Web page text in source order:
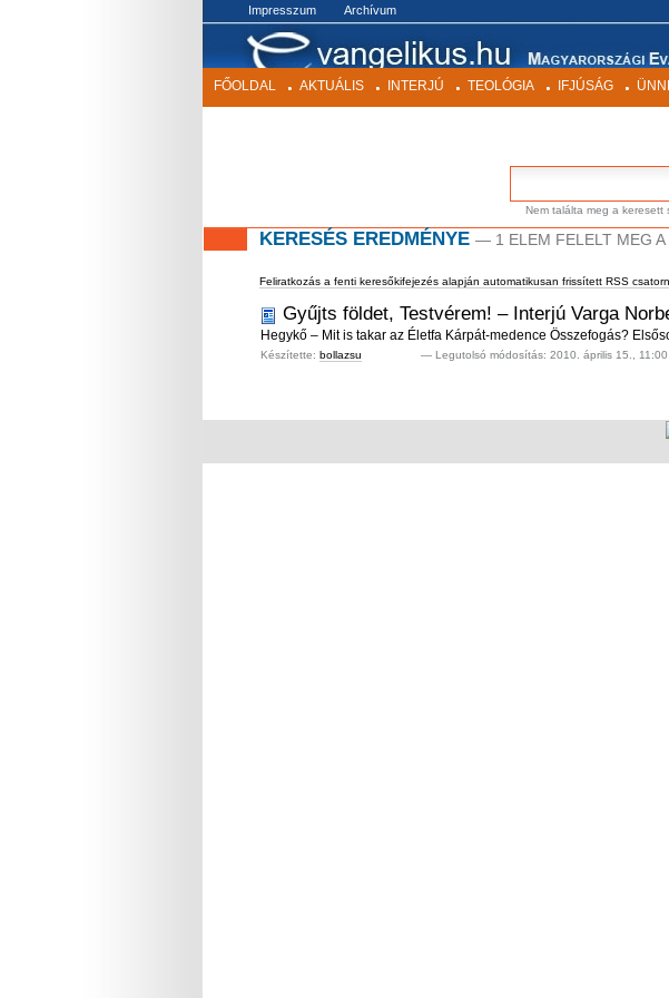
Impresszum
Archívum
FŐOLDAL AKTUÁLIS INTERJÚ TEOLÓGIA IFJÚSÁG
Nem találta meg a keresett
KERESÉS EREDMÉNYE — 1 ELEM FELELT MEG A
Feliratkozás a fenti keresőkifejezés alapján automatikusan frissített RSS
Gyűjts földet, Testvérem! – Interjú Varga
Hegykő – Mit is takar az Életfa Kárpát-medence Összefogás?
Készítette: bollazsu — Legutolsó módosítás: 2010. április 15., 11:00